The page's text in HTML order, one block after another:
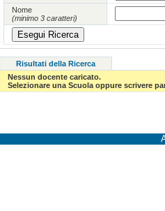
Nome
(minimo 3 caratteri)
Risultati della Ricerca
Nessun docente caricato.
Selezionare una Scuola oppure scrivere